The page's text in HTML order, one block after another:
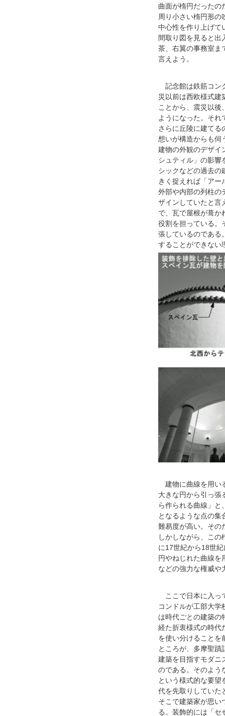
太田陽子の何でもノート
曲面が楕円だったの
周り小さい楕円形の
中心性を作り上げて
間取り図を見ると出
茶、右翼の事務室ま
言えよう。
記念館は鉄筋コン
災以前は西欧様式建
ことから、震災以後
ようになった。それ
さらに丘陵に建てる
想いが構造からも伺
建物の外観のデザイ
シュティル」の影響
シックなどの過去の
きく捉えれば「アー
外部や内部の列柱の
ザインしていたと言
で、瓦で屋根が葺か
役割を担っている。
張しているのである
することができない
建物に曲線を用い
大きな円から引っ張
ら作られる曲線」と
となるような点の集
難易度が高い。その
しかしながら、こ
に17世紀から18世
円やねじれた曲線を
などの強力な権威や
ここで日本に入っ
コンドルが工部大
は時代ごとの建築の
経た折衷様式の時代
を使い分けることを
ところが、多摩聖
建築を目指すモダニ
のである。そのよう
という様式的な要望
代を先取りしていた
そこで建築家が思い
る。装飾的には「セ